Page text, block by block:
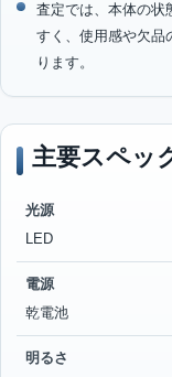
査定では、本体の状
すく、使用感や欠品
ります。
主要スペッ
光源
LED
電源
乾電池
明るさ